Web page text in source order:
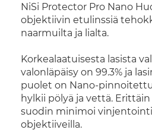
NiSi Protector Pro Nano
objektiivin etulinssiä
naarmuilta ja lialta.
Korkealaatuisesta lasista
valonläpäisy on 99.3% ja
puolet on Nano-
hylkii pölyä ja vettä.
suodin minimoi
objektiiveilla.